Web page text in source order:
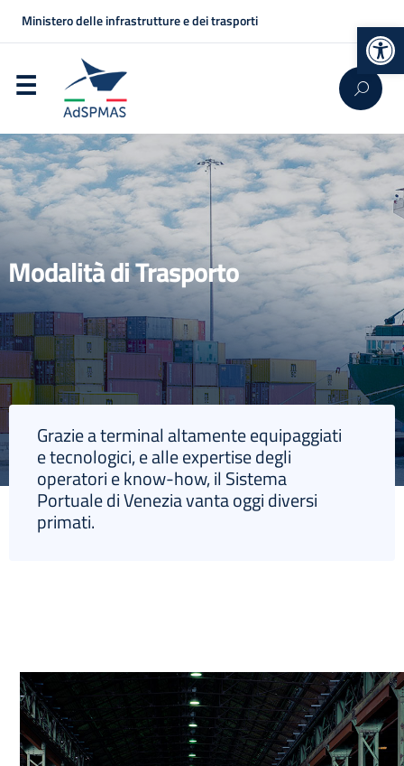
Ministero delle infrastrutture e dei trasporti
English
Modalità di Trasporto
Grazie a terminal altamente equipaggiati
e tecnologici, e alle expertise degli
operatori e know-how, il Sistema
Portuale di Venezia vanta oggi diversi
primati.